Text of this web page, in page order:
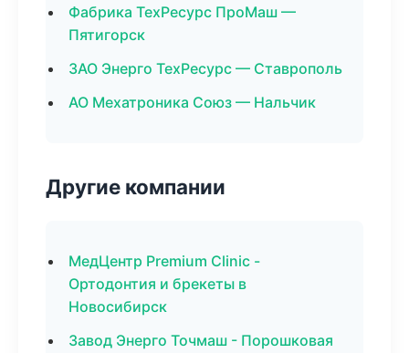
Фабрика ТехРесурс ПроМаш —
Пятигорск
ЗАО Энерго ТехРесурс — Ставрополь
АО Мехатроника Союз — Нальчик
Другие компании
МедЦентр Premium Clinic -
Ортодонтия и брекеты в
Новосибирск
Завод Энерго Точмаш - Порошковая